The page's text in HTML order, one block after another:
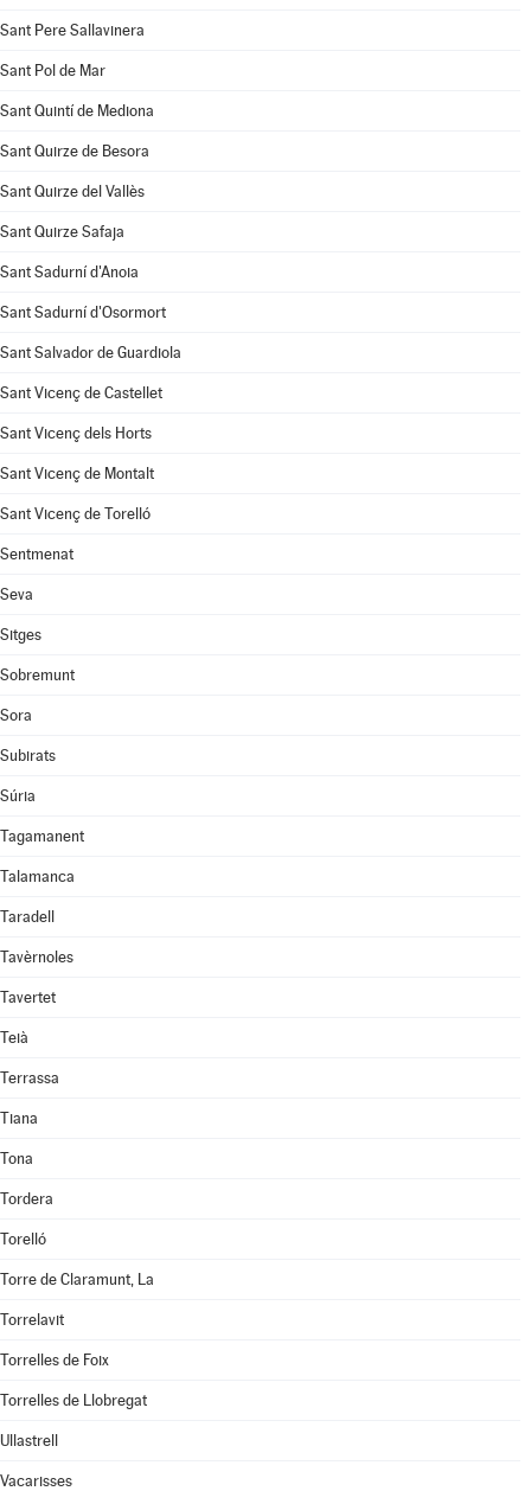
Sant Pere Sallavinera
Sant Pol de Mar
Sant Quintí de Mediona
Sant Quirze de Besora
Sant Quirze del Vallès
Sant Quirze Safaja
Sant Sadurní d'Anoia
Sant Sadurní d'Osormort
Sant Salvador de Guardiola
Sant Vicenç de Castellet
Sant Vicenç dels Horts
Sant Vicenç de Montalt
Sant Vicenç de Torelló
Sentmenat
Seva
Sitges
Sobremunt
Sora
Subirats
Súria
Tagamanent
Talamanca
Taradell
Tavèrnoles
Tavertet
Teià
Terrassa
Tiana
Tona
Tordera
Torelló
Torre de Claramunt, La
Torrelavit
Torrelles de Foix
Torrelles de Llobregat
Ullastrell
Vacarisses